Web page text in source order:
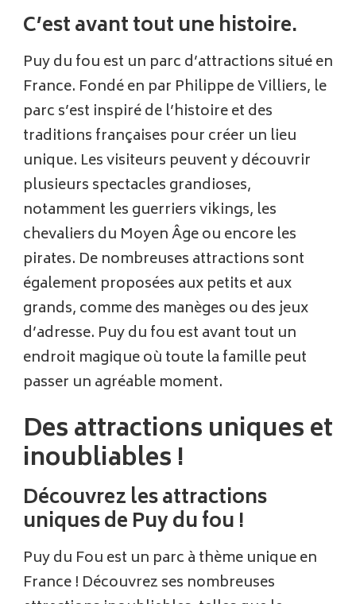
C’est avant tout une histoire.
Puy du fou est un parc d’attractions situé en
France. Fondé en par Philippe de Villiers, le
parc s’est inspiré de l’histoire et des
traditions françaises pour créer un lieu
unique. Les visiteurs peuvent y découvrir
plusieurs spectacles grandioses,
notamment les guerriers vikings, les
chevaliers du Moyen Âge ou encore les
pirates. De nombreuses attractions sont
également proposées aux petits et aux
grands, comme des manèges ou des jeux
d’adresse. Puy du fou est avant tout un
endroit magique où toute la famille peut
passer un agréable moment.
Des attractions uniques et
inoubliables !
Découvrez les attractions
uniques de Puy du fou !
Puy du Fou est un parc à thème unique en
France ! Découvrez ses nombreuses